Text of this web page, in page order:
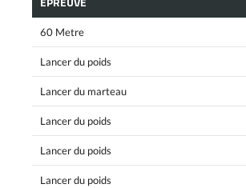
60 Metre
Lancer du poids
Lancer du marteau
Lancer du poids
Lancer du poids
Lancer du poids